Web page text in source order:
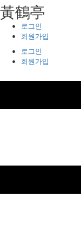
⿈鶴亭
로그인
회원가입
로그인
회원가입